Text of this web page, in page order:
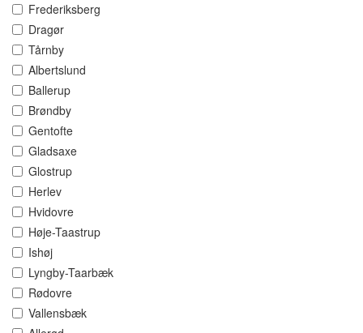
Frederiksberg
Dragør
Tårnby
Albertslund
Ballerup
Brøndby
Gentofte
Gladsaxe
Glostrup
Herlev
Hvidovre
Høje-Taastrup
Ishøj
Lyngby-Taarbæk
Rødovre
Vallensbæk